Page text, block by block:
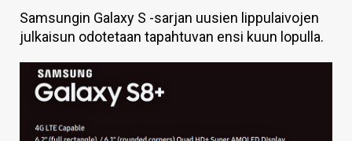
TIETOA
HINTA.FI
KAUPPA
VAIHDA TEEMA
Samsungin Galaxy S -sarjan uusien lippulaivojen
julkaisun odotetaan tapahtuvan ensi kuun lopulla.